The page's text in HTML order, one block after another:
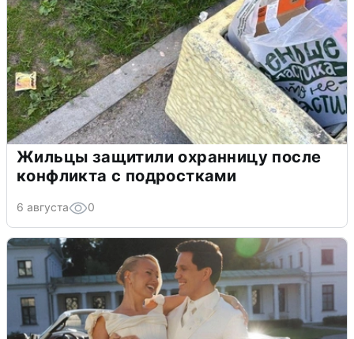
Жильцы защитили охранницу после
конфликта с подростками
6 августа 0